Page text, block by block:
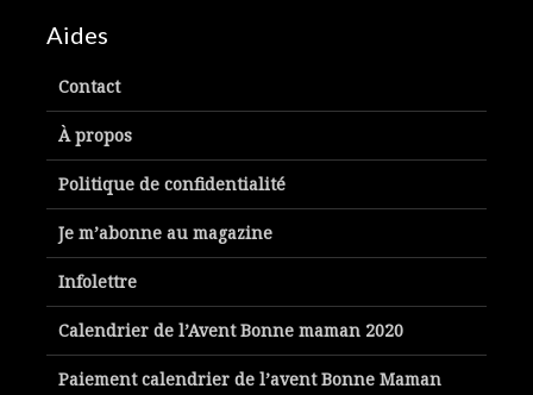
Aides
Contact
À propos
Politique de confidentialité
Je m’abonne au magazine
Infolettre
Calendrier de l’Avent Bonne maman 2020
Paiement calendrier de l’avent Bonne Maman